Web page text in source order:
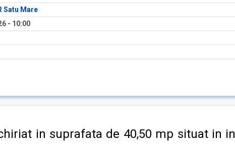
Satu Mare
- 10:00
in suprafata de 40,50 mp situat in